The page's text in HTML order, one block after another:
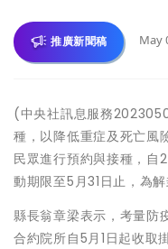
推廣新聞稿 May
(中央社訊息服務
種，以降低重症及死亡風
民眾進行預約與接種，自
動期限至5月31日止，為
縣長翁章梁表示，考量防
合約院所自5月1日起收取